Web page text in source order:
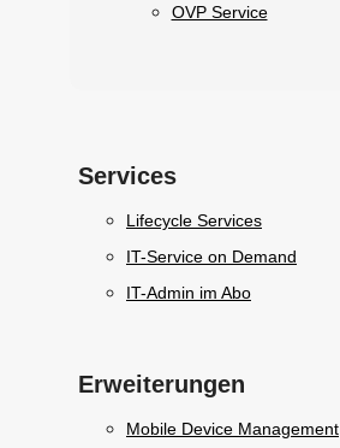
OVP Service
Services
Lifecycle Services
IT-Service on Demand
IT-Admin im Abo
Erweiterungen
Mobile Device Management